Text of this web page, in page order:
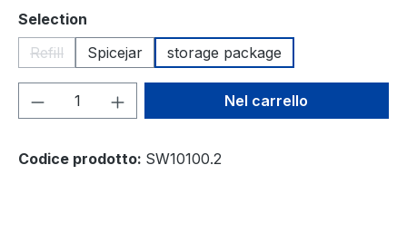
Seleziona
Selection
Refill
(Questa opzione non è al momento disponibile.)
Spicejar storage package
Quantità del prodotto: inserisci la
Nel carrello
Codice prodotto: SW10100.2